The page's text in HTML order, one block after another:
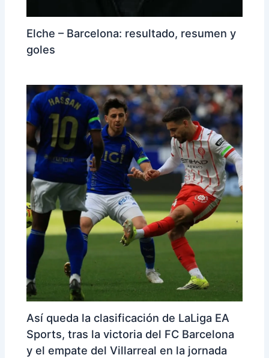
Elche – Barcelona: resultado, resumen y
goles
Así queda la clasificación de LaLiga EA
Sports, tras la victoria del FC Barcelona
y el empate del Villarreal en la jornada